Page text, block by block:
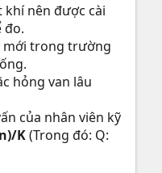
khí nên được cài
đo.
mới trong trường
hỏng van lâu
của nhân viên kỹ
K(Trong đó: Q: